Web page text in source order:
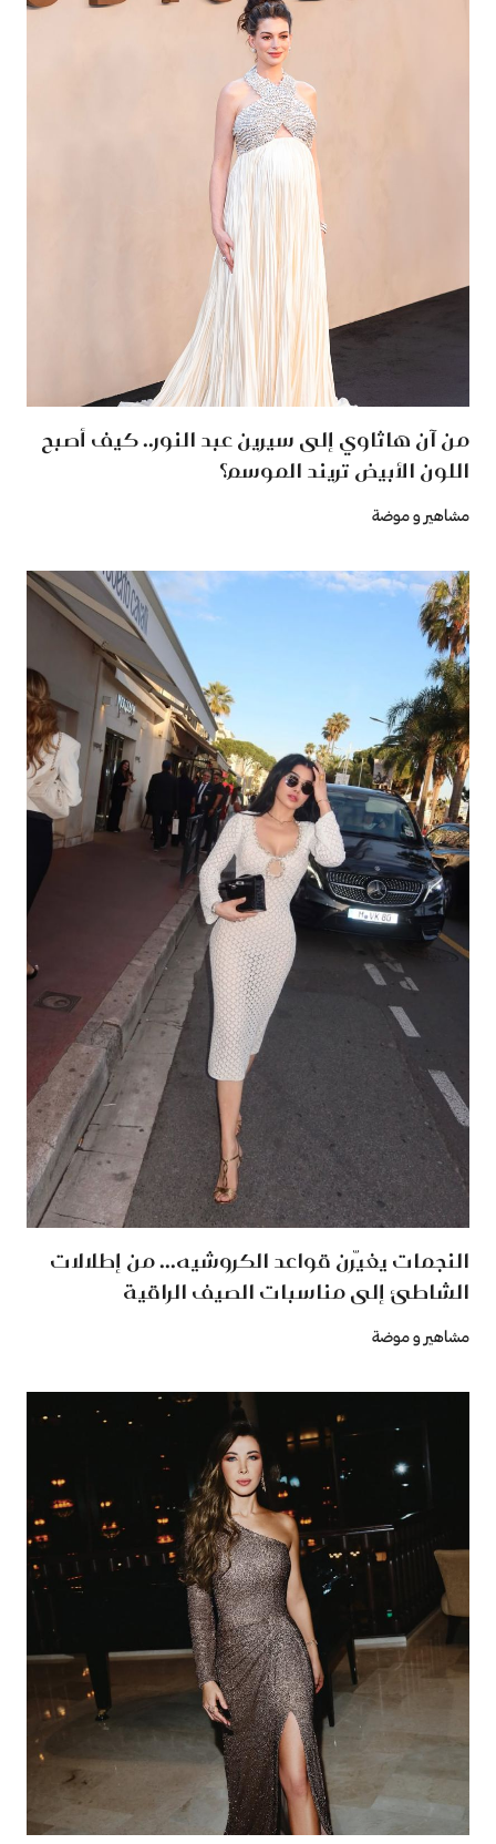
من آن هاثاوي إلى سيرين عبد النور.. كيف أصبح
اللون الأبيض تريند الموسم؟
مشاهير و موضة
النجمات يغيّرن قواعد الكروشيه... من إطلالات
الشاطئ إلى مناسبات الصيف الراقية
مشاهير و موضة